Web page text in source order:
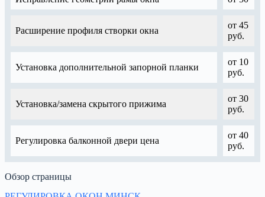
Расширение профиля створки окна
от 45
руб.
Установка дополнительной запорной планки
от 10
руб.
Установка/замена скрытого прижима
от 30
руб.
Регулировка балконной двери цена
от 40
руб.
Обзор страницы